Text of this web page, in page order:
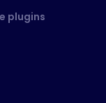
plugins